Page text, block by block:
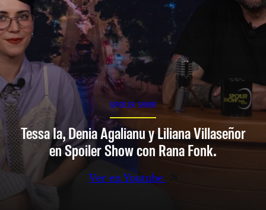
SPOILER SHOW
Tessa Ia, Denia Agalianu y Liliana Villaseñor
en Spoiler Show con Rana Fonk.
Ver en Youtube